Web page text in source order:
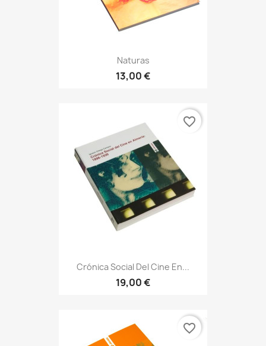
Naturas
13,00 €
Crónica Social Del Cine En...
19,00 €
favorite_border
favorite_border